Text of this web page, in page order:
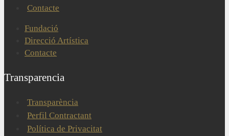
Contacte
Fundació
Direcció Artística
Contacte
Transparencia
Transparència
Perfil Contractant
Política de Privacitat